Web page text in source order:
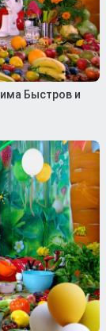
Быстров и